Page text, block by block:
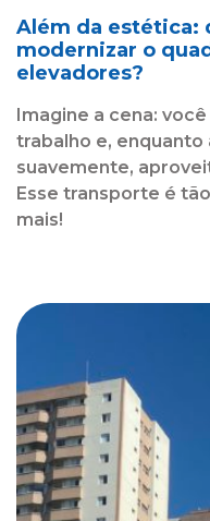
Além da estética:
modernizar o
elevadores?
Imagine a cena:
trabalho e, enquanto
suavemente,
Esse transporte é
mais!